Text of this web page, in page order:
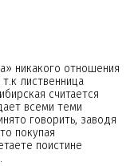
никакого отношения
лиственница
считается
всеми теми
говорить, заводя
покупая
поистине